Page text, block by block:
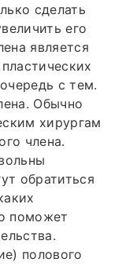
сделать
его
является
с тем.
Обычно
хирургам
члена.
обратиться
поможет
полового